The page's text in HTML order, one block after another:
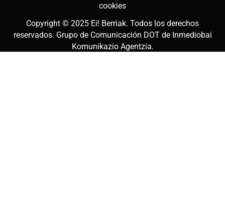
cookies
Copyright © 2025 Ei! Berriak. Todos los derechos
reservados. Grupo de Comunicación DOT de Inmediobai
Komunikazio Agentzia.